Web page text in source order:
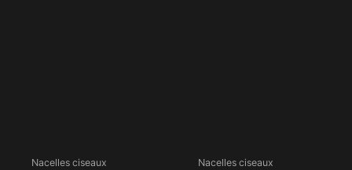
Nacelles ciseaux Nacelles ciseaux